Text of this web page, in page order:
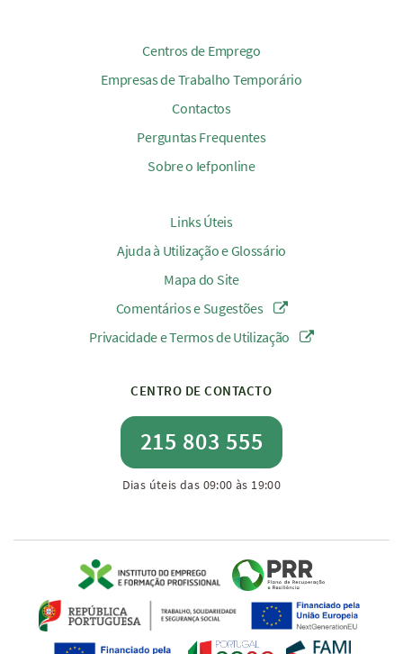
Centros de Emprego
Empresas de Trabalho Temporário
Contactos
Perguntas Frequentes
Sobre o Iefponline
Links Úteis
Ajuda à Utilização e Glossário
Mapa do Site
Comentários e Sugestões
Privacidade e Termos de Utilização
CENTRO DE CONTACTO
215 803 555
Dias úteis das 09:00 às 19:00